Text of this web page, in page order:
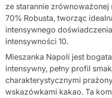
ze starannie
70% Robusta, tworząc
intensywnego
intensywności 10.
Mieszanka Napoli jest
intensywny, pełny profil
charakterystycznymi
wskazówkami kakao. Ta